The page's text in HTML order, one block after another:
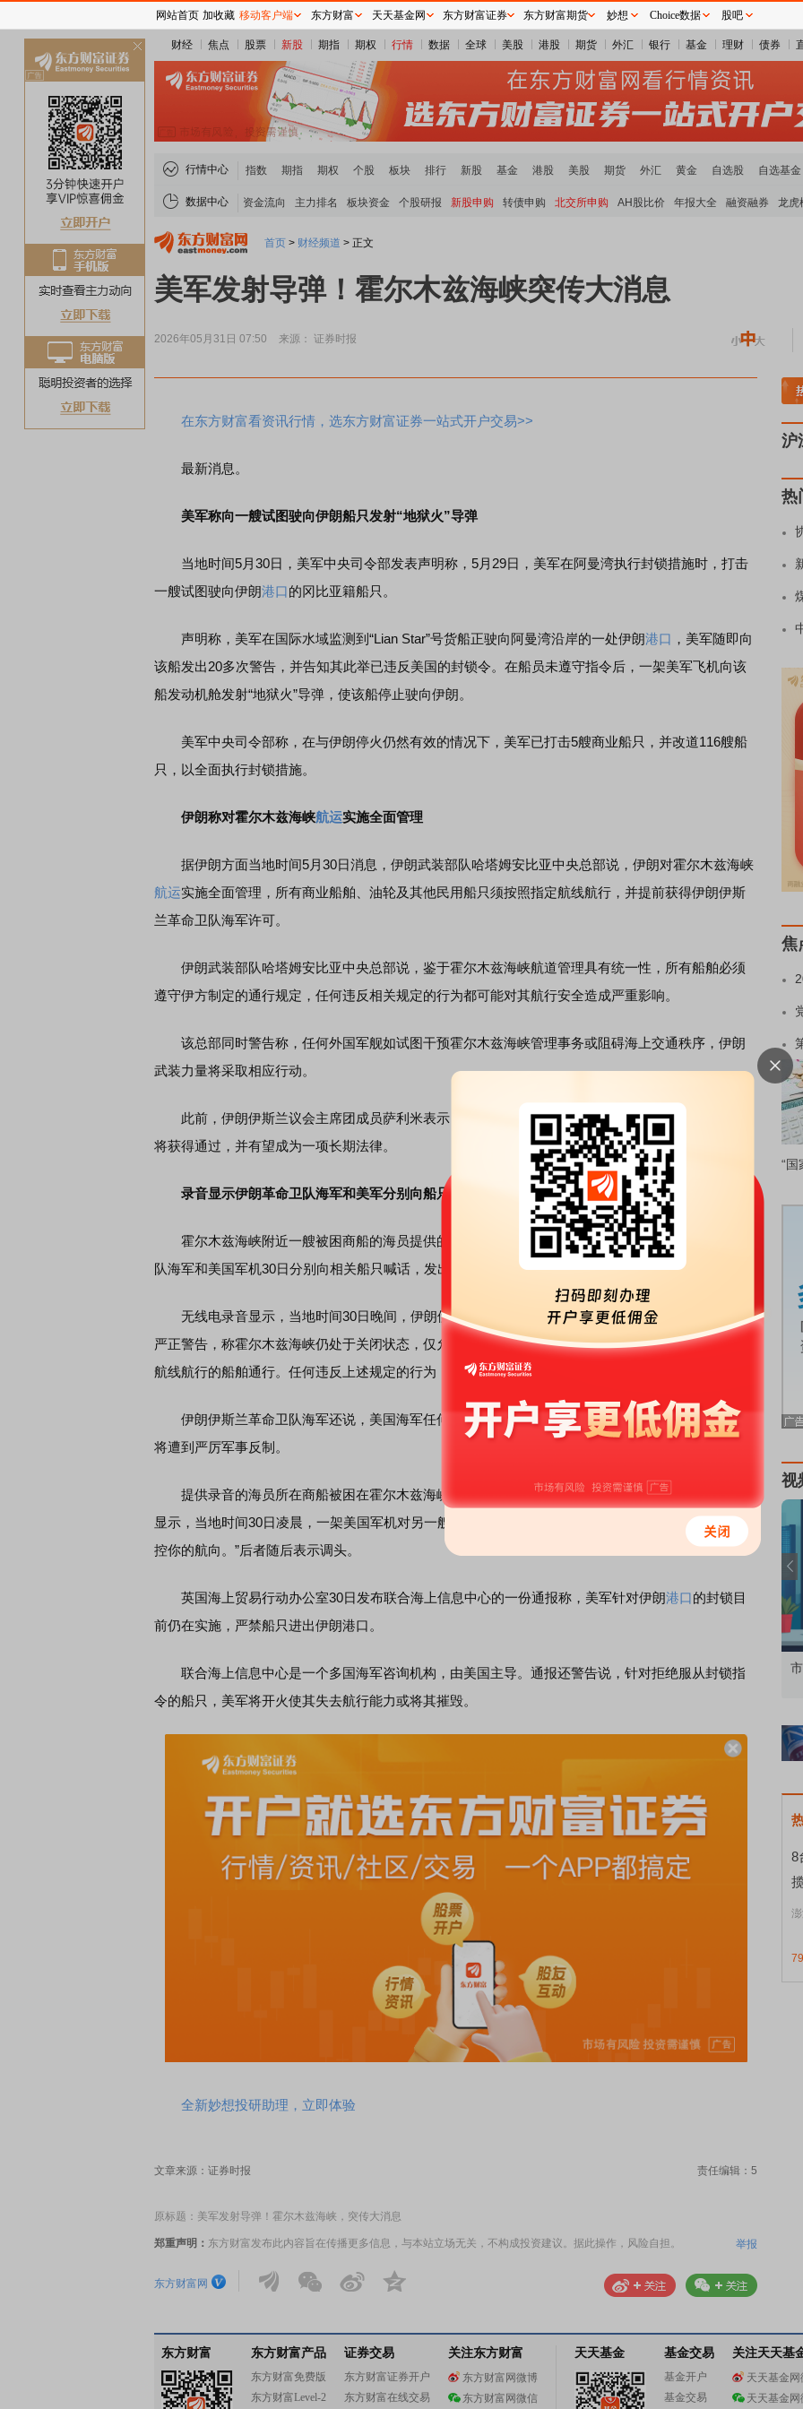
财经 焦点 股票 新股 期指 期权 行情 数据 全球 美股 港股 期货 外汇 银行 基金 理财 债券
行情中心 指数 期指 期权 个股 板块 排行 新股 基金 港股 美股 期货 外汇 黄金 自选股 自选基金
数据中心 资金流向 主力排名 板块资金 个股研报 新股申购 转债申购 北交所申购 AH股比价 年报大全 融资融券 龙虎
首页 > 财经频道 > 正文
美军发射导弹！霍尔木兹海峡突传大消息
2026年05月31日 07:50 来源： 证券时报
在东方财富看资讯行情，选东方财富证券一站式开户交易>>
最新消息。
美军称向一艘试图驶向伊朗船只发射“地狱火”导弹
当地时间5月30日，美军中央司令部发表声明称，5月29日，美军在阿曼湾执行封锁措施时，打击
一艘试图驶向伊朗港口的冈比亚籍船只。
声明称，美军在国际水域监测到“Lian Star”号货船正驶向阿曼湾沿岸的一处伊朗港口 ，美军随即向
该船发出20多次警告，并告知其此举已违反美国的封锁令。在船员未遵守指令后，一架美军飞机向该
船发动机舱发射“地狱火”导弹，使该船停止驶向伊朗。
美军中央司令部称，在与伊朗停火仍然有效的情况下，美军已打击5艘商业船只，并改道116艘船
只，以全面执行封锁措施。
伊朗称对霍尔木兹海峡航运实施全面管理
据伊朗方面当地时间5月30日消息，伊朗武装部队哈塔姆安比亚中央总部说，伊朗对霍尔木兹海峡
航运实施全面管理，所有商业船舶、油轮及其他民用船只须按照指定航线航行，并提前获得伊朗伊斯
兰革命卫队海军许可。
伊朗武装部队哈塔姆安比亚中央总部说，鉴于霍尔木兹海峡航道管理具有统一性，所有船舶必须
遵守伊方制定的通行规定，任何违反相关规定的行为都可能对其航行安全造成严重影响。
该总部同时警告称，任何外国军舰如试图干预霍尔木兹海峡管理事务或阻碍海上交通秩序，伊朗
武装力量将采取相应行动。
此前，伊朗伊斯兰议会主席团成员萨利米表示，议会关于对霍尔木兹海峡“实施主权管辖”的方案即
将获得通过，并有望成为一项长期法律。
录音显示伊朗革命卫队海军和美军分别向船只喊话警告
霍尔木兹海峡附近一艘被困商船的海员提供的船舶无线电公共频道录音显示，伊朗伊斯兰革命卫
队海军和美国军机30日分别向相关船只喊话，发出警告。
无线电录音显示，当地时间30日晚间，伊朗伊斯兰革命卫队海军对波斯湾、阿曼海海域船只发出
严正警告，称霍尔木兹海峡仍处于关闭状态，仅允许获得伊斯兰革命卫队海军许可、并按照伊朗指定
航线航行的船舶通行。任何违反上述规定的行为，都将严重危及海上航行安全。
伊朗伊斯兰革命卫队海军还说，美国海军任何干预霍尔木兹海峡管理、破坏航行秩序的行为，都
将遭到严厉军事反制。
提供录音的海员所在商船被困在霍尔木兹海峡以东海域。其在船舶无线电公共频道听到的录音还
显示，当地时间30日凌晨，一架美国军机对另一艘船喊话：“这里是美国军机，立即调头。我们正在监
控你的航向。”后者随后表示调头。
英国海上贸易行动办公室30日发布联合海上信息中心的一份通报称，美军针对伊朗港口的封锁目
前仍在实施，严禁船只进出伊朗港口。
联合海上信息中心是一个多国海军咨询机构，由美国主导。通报还警告说，针对拒绝服从封锁指
令的船只，美军将开火使其失去航行能力或将其摧毁。
全新妙想投研助理，立即体验
文章来源：证券时报 责任编辑：5
原标题：美军发射导弹！霍尔木兹海峡，突传大消息
郑重声明： 东方财富发布此内容旨在传播更多信息，与本站立场无关，不构成投资建议。据此操作，风险自担。 举报
东方财富网
重
沪
热
焦
“国
视
连线｜东方财富证券陈果：A股再平衡的
债券知识通识：从基础认知到特色品种 了解北交所知识 做理性投资者
8
79
东方财富 东方财富产品
东方财富免费版
东方财富Level-2
证券交易
东方财富证券开户
东方财富在线交易
关注东方财富
东方财富网微博
东方财富网微信
天天基金 基金交易
基金开户
基金交易
关注天天基
天天基金网
天天基金网
网站首页 加收藏 移动客户端 东方财富 天天基金网 东方财富证券 东方财富期货 妙想 Choice数据 股吧
关